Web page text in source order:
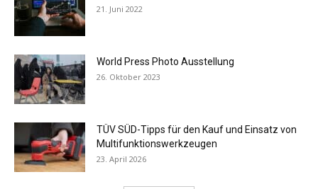
21. Juni 2022
World Press Photo Ausstellung
26. Oktober 2023
TÜV SÜD-Tipps für den Kauf und Einsatz von
Multifunktionswerkzeugen
23. April 2026